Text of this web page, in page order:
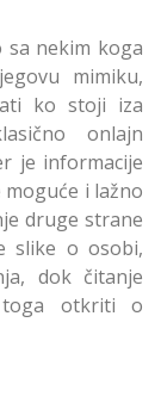
sa nekim koga
mimiku,
ko stoji iza
onlajn
je informacije
i lažno
druge strane
slike o osobi,
dok čitanje
toga otkriti o